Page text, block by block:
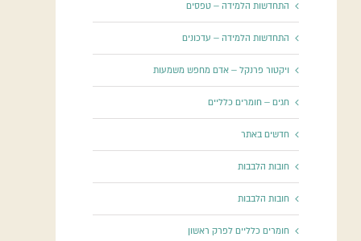
התחדשות הלמידה – טפסים
התחדשות הלמידה – עדכונים
ויקטור פרנקל – אדם מחפש משמעות
חגים – חומרים כלליים
חדשים באתר
חובות הלבבות
חובות הלבבות
חומרים כלליים לפרק ראשון